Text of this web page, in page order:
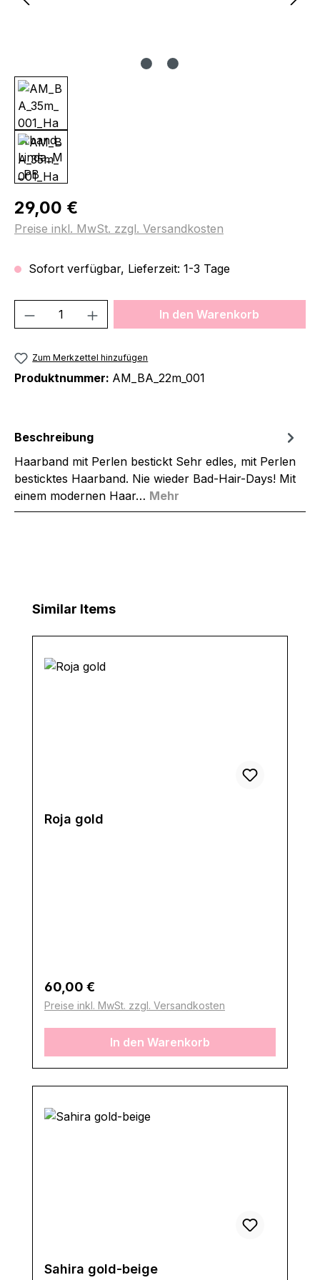
Regulärer Preis:
29,00 €
Preise inkl. MwSt. zzgl. Versandkosten
Sofort verfügbar, Lieferzeit: 1-3 Tage
Produkt Anzahl: Gib denIn den Warenkorb
Zum Merkzettel hinzufügen
Produktnummer: AM_BA_22m_001
Beschreibung
Haarband mit Perlen bestickt Sehr edles, mit Perlen
besticktes Haarband. Nie wieder Bad-Hair-Days! Mit
einem modernen Haar… Mehr
Produktgalerie überspringen
Similar Items
Roja gold
Regulärer Preis:
60,00 €
Preise inkl. MwSt. zzgl. Versandkosten
In den Warenkorb
Sahira gold-beige